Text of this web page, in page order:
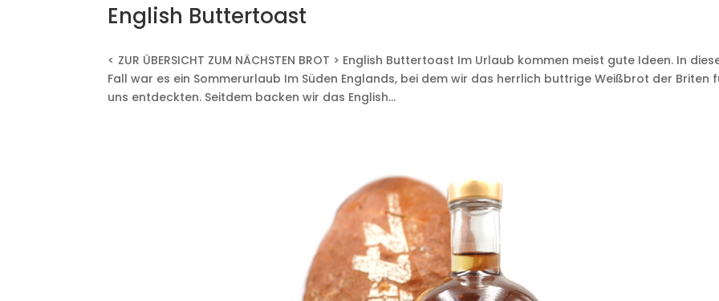
English Buttertoast
< ZUR ÜBERSICHT ZUM NÄCHSTEN BROT > English Buttertoast Im Urlaub kommen meist gute Ideen. In
Fall war es ein Sommerurlaub Im Süden Englands, bei dem wir das herrlich buttrige Weißbrot der Briten
uns entdeckten. Seitdem backen wir das English...